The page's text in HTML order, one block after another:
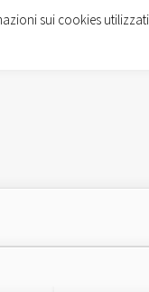
sui cookies